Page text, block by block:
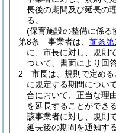
長後の期間及び延長の
る。
(保育施設の整備に係る
第8条
事業者は、 前条第
に、市長に対し、規則
ついて、書面により回
2
市長は、規則で定め
に規定する期間につい
合において、正当な理
を延長することができる
該事業者に対し、規則
延長後の期間を通知す